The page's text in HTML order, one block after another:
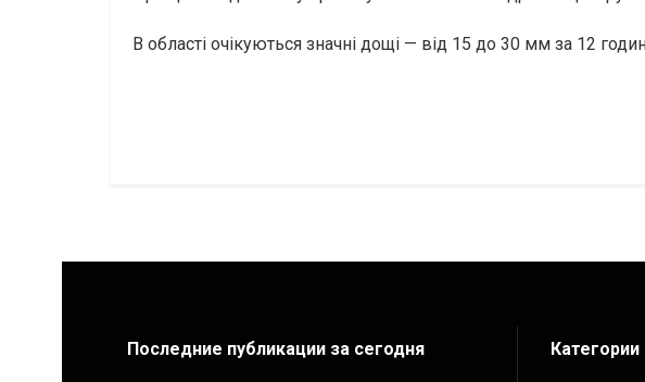
В області очікуються значні дощі — від 15 до 30 мм за 12
Последние публикации за сегодня Категории